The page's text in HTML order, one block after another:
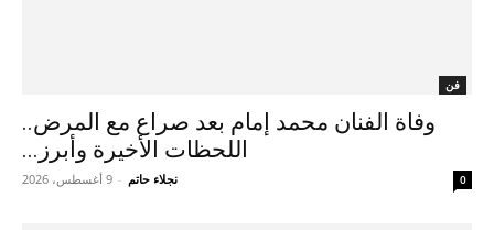
فن
وفاة الفنان محمد إمام بعد صراع مع المرض..
اللحظات الأخيرة وأبرز...
نجلاء حاتم - 9 أغسطس، 2026 0